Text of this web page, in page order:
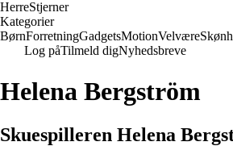
HerreStjerner
Kategorier
BørnForretningGadgetsMotionVelvære
Log påTilmeld digNyhedsbreve
Helena Bergström
Skuespilleren Helena